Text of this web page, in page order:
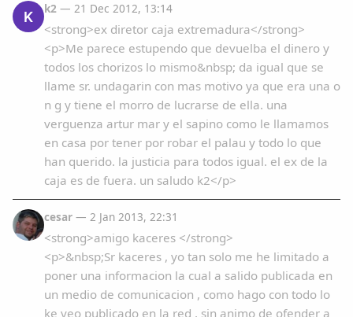
K k2 — 21 Dec 2012, 13:14
<strong>ex diretor caja extremadura</strong>
<p>Me parece estupendo que devuelba el dinero y
todos los chorizos lo mismo&nbsp; da igual que se
llame sr. undagarin con mas motivo ya que era una o
n g y tiene el morro de lucrarse de ella. una
verguenza artur mar y el sapino como le llamamos
en casa por tener por robar el palau y todo lo que
han querido. la justicia para todos igual. el ex de la
caja es de fuera. un saludo k2</p>
cesar — 2 Jan 2013, 22:31
<strong>amigo kaceres </strong>
<p>&nbsp;Sr kaceres , yo tan solo me he limitado a
poner una informacion la cual a salido publicada en
un medio de comunicacion , como hago con todo lo
ke veo publicado en la red , sin animo de ofender a